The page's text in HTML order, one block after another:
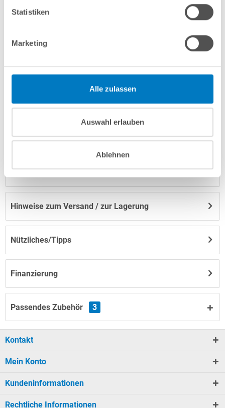
Statistiken
Marketing
Alle zulassen
Auswahl erlauben
Ablehnen
Produktbeschreibung
Finanzierung
Herstellerangaben
Anleitungen/Datenblätter
Hinweise zum Versand / zur Lagerung
Nützliches/Tipps
Passendes Zubehör 3
Kontakt
Mein Konto
Kundeninformationen
Rechtliche Informationen